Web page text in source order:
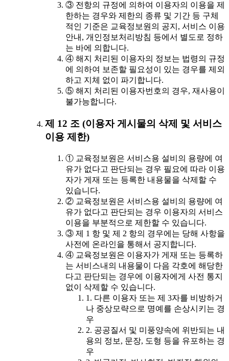
③ 전항의 규정에 의하여 이용자의 이용을 제
한하는 경우와 제한의 종류 및 기간 등 구체
적인 기준은 교육정보원의 공지, 서비스 이용
안내, 개인정보처리방침 등에서 별도로 정하
는 바에 의합니다.
④ 해지 처리된 이용자의 정보는 법령의 규정
에 의하여 보존할 필요성이 있는 경우를 제외
하고 지체 없이 파기합니다.
⑤ 해지 처리된 이용자번호의 경우, 재사용이
불가능합니다.
제 12 조 (이용자 게시물의 삭제 및 서비스
이용 제한)
① 교육정보원은 서비스용 설비의 용량에 여
유가 없다고 판단되는 경우 필요에 따라 이용
자가 게재 또는 등록한 내용물을 삭제할 수
있습니다.
② 교육정보원은 서비스용 설비의 용량에 여
유가 없다고 판단되는 경우 이용자의 서비스
이용을 부분적으로 제한할 수 있습니다.
③ 제 1 항 및 제 2 항의 경우에는 당해 사항을
사전에 온라인을 통해서 공지합니다.
④ 교육정보원은 이용자가 게재 또는 등록하
는 서비스내의 내용물이 다음 각호에 해당한
다고 판단되는 경우에 이용자에게 사전 통지
없이 삭제할 수 있습니다.
1. 다른 이용자 또는 제 3자를 비방하거
나 중상모략으로 명예를 손상시키는 경
우
2. 공공질서 및 미풍양속에 위반되는 내
용의 정보, 문장, 도형 등을 유포하는 경
우